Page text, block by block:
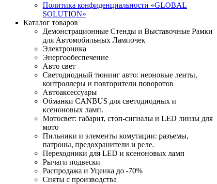
Политика конфиденциальности «GLOBAL
SOLUTION»
Каталог товаров
Демонстрационные Стенды и Выставочные Рамки
для Автомобильных Лампочек
Электроника
Энергообеспечение
Авто свет
Светодиодный тюнинг авто: неоновые ленты,
контроллеры и повторители поворотов
Автоаксессуары
Обманки CANBUS для светодиодных и
ксеноновых ламп.
Мотосвет: габарит, стоп-сигналы и LED линзы для
мото
Пильники и элементы комутации: разъемы,
патроны, предохранители и реле.
Переходники для LED и ксеноновых ламп
Рычаги подвески
Распродажа и Уценка до -70%
Сняты с производства